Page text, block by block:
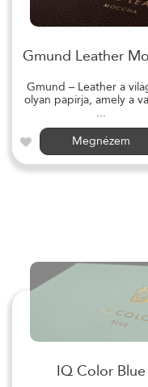
Gmund Leather
Gmund – Leather a
olyan papírja, amely a
...
Megnézem
IQ Color Blue